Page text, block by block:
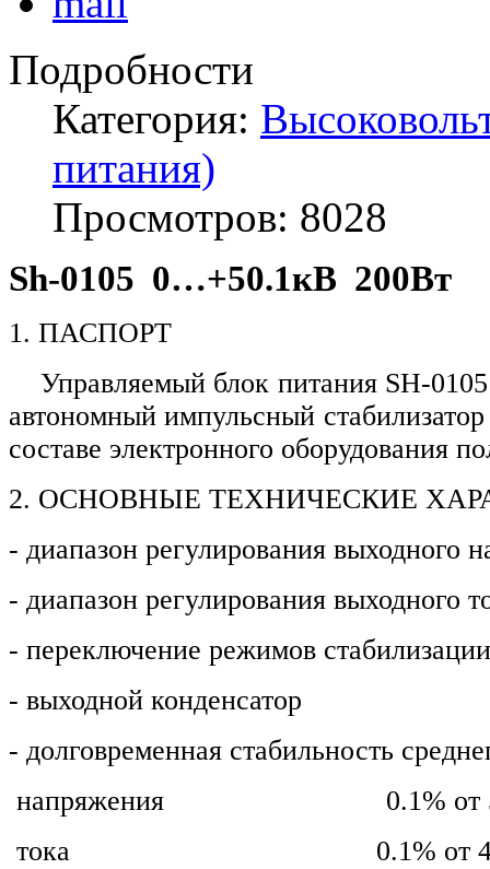
Подробности
Категория:
питания)
Просмотров: 8028
Sh-0105 0…+50.1кВ 200Вт
1. ПАСПОРТ
Управляемый блок питания SH-0105
автономный импульсный
составе электронного оборудования
2. ОСНОВНЫЕ ТЕХНИЧЕСКИЕ
- диапазон регулирования
- диапазон регулирования
- переключение режимов
- выходной конденсатор
- долговременная стабильность
напряжения 0.1% от
тока 0.1% от